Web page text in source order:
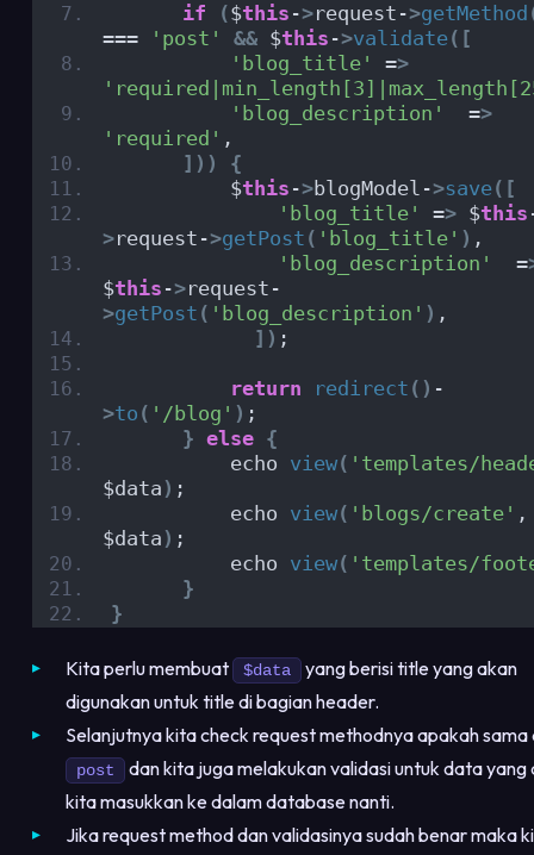
if ($this ->request->getMethod
===
'post' && $this ->validate([
'blog_title'
=>
'blog_description'
  =
>
'required' ,
]))
{
          $
this ->blogModel->save([
'blog_title'
=> $this
>request->getPost ( 'blog_title' ) ,
'blog_description'
  =
$this ->request-
>getPost ( 'blog_description' ) ,
]) ;
return redirect () -
>to ( '/blog' ) ;
} else {
          echo
view( 'templates/
$data ) ;
          echo
view( 'blogs/create' ,
$data ) ;
          echo
view( 'templates/
}
}
Kita perlu membuat $data yang berisi title yang akan
digunakan untuk title di bagian header.
Selanjutnya kita check request methodnya apakah sama
post
dan kita juga melakukan validasi untuk data yang
kita masukkan ke dalam database nanti.
Jika request method dan validasinya sudah benar maka